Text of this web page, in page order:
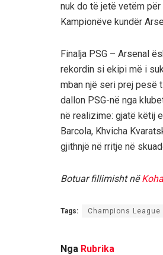
nuk do të jetë vetëm
Kampionëve kundër
Finalja PSG – Arsenal
rekordin si ekipi më i
mban një seri prej pesë
dallon PSG-në nga
në realizime: gjatë këtij
Barcola, Khvicha
gjithnjë në rritje në
Botuar fillimisht në
Tags: Champions League
Nga Rubrika